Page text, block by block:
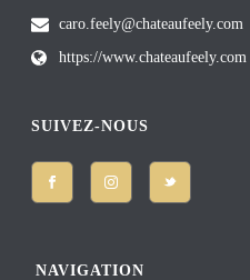
caro.feely@chateaufeely.com
https://www.chateaufeely.com
SUIVEZ-NOUS
NAVIGATION